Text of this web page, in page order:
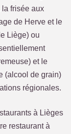
frisée aux
de Herve et le
Liège) ou
et le
(alcool de grain)
régionales.
à Lièges
restaurant à